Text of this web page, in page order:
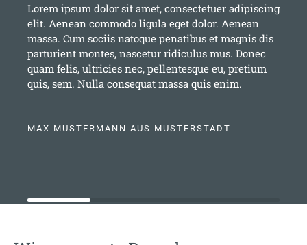
Lorem ipsum dolor sit amet, consectetuer adipiscing
elit. Aenean commodo ligula eget dolor. Aenean
massa. Cum sociis natoque penatibus et magnis dis
parturient montes, nascetur ridiculus mus. Donec
quam felis, ultricies nec, pellentesque eu, pretium
quis, sem. Nulla consequat massa quis enim.
MAX MUSTERMANN AUS MUSTERSTADT